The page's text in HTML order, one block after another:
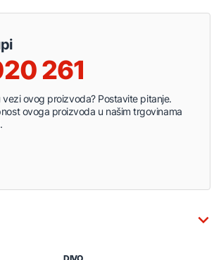
261
vezi ovog proizvoda? Postavite pitanje.
ovoga proizvoda u našim trgovinama